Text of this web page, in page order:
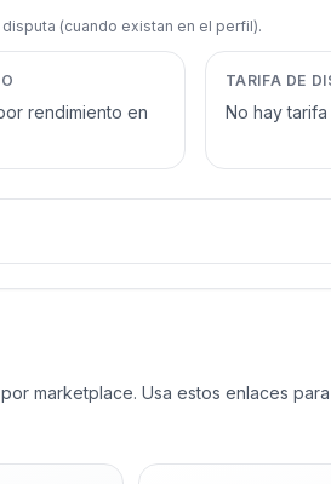
(cuando existan en el perfil).
rendimiento en
TARIFA DE
No hay
marketplace. Usa estos enlaces